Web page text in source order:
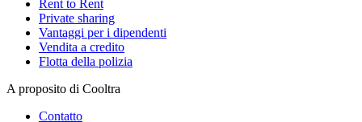
Rent to Rent
Private sharing
Vantaggi per i dipendenti
Vendita a credito
Flotta della polizia
A proposito di Cooltra
Contatto